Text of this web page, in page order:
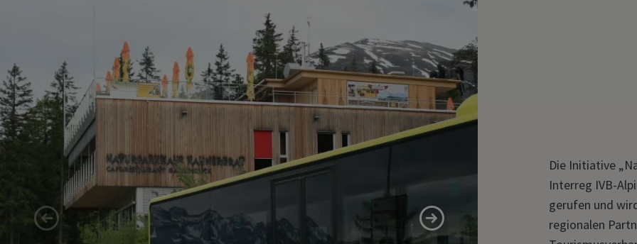
Die Initiative
Interreg IVB-
gerufen und
regionalen